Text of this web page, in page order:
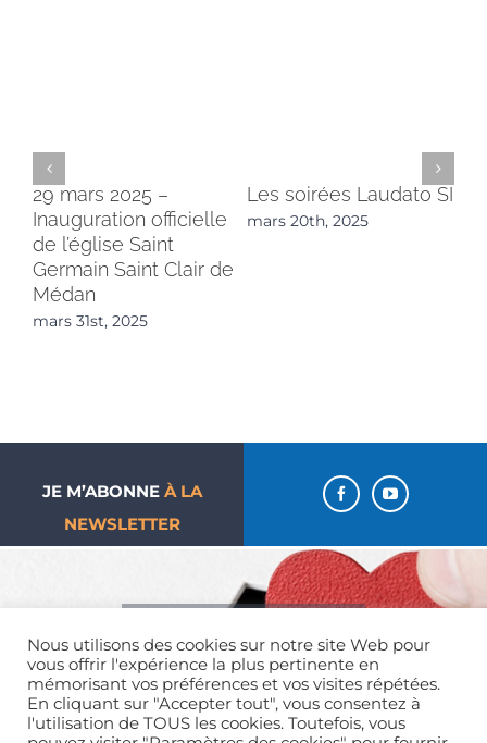
29 mars 2025 –
Inauguration officielle
de l’église Saint
Germain Saint Clair de
Médan
mars 31st, 2025
Les soirées Laudato SI
mars 20th, 2025
JE M’ABONNE À LA
NEWSLETTER
donne !
Nous utilisons des cookies sur notre site Web pour
vous offrir l'expérience la plus pertinente en
mémorisant vos préférences et vos visites répétées.
En cliquant sur "Accepter tout", vous consentez à
l'utilisation de TOUS les cookies. Toutefois, vous